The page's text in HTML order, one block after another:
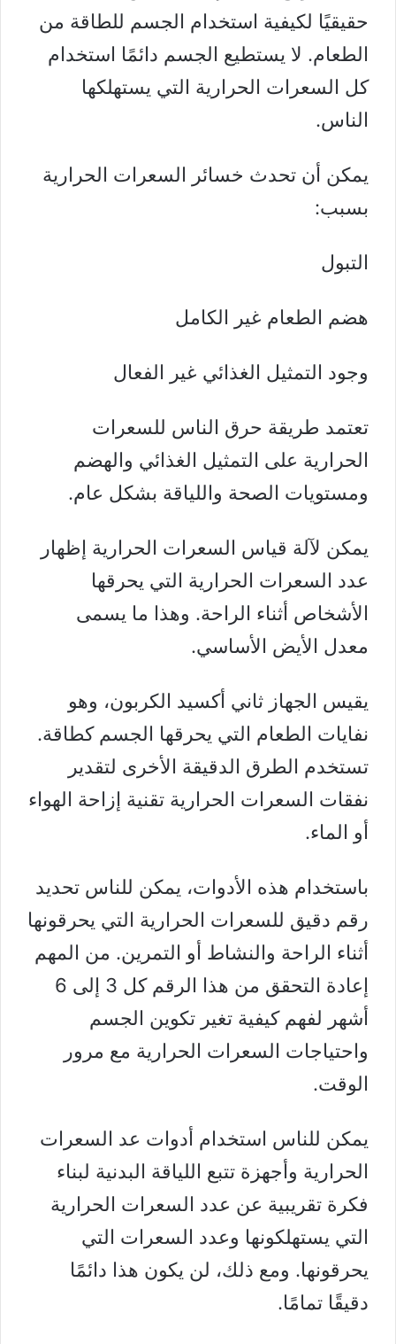
حقيقيًا لكيفية استخدام الجسم للطاقة من
الطعام. لا يستطيع الجسم دائمًا استخدام
كل السعرات الحرارية التي يستهلكها
الناس.
يمكن أن تحدث خسائر السعرات الحرارية
بسبب:
التبول
هضم الطعام غير الكامل
وجود التمثيل الغذائي غير الفعال
تعتمد طريقة حرق الناس للسعرات
الحرارية على التمثيل الغذائي والهضم
ومستويات الصحة واللياقة بشكل عام.
يمكن لآلة قياس السعرات الحرارية إظهار
عدد السعرات الحرارية التي يحرقها
الأشخاص أثناء الراحة. وهذا ما يسمى
معدل الأيض الأساسي.
يقيس الجهاز ثاني أكسيد الكربون، وهو
نفايات الطعام التي يحرقها الجسم كطاقة.
تستخدم الطرق الدقيقة الأخرى لتقدير
نفقات السعرات الحرارية تقنية إزاحة الهواء
أو الماء.
باستخدام هذه الأدوات، يمكن للناس تحديد
رقم دقيق للسعرات الحرارية التي يحرقونها
أثناء الراحة والنشاط أو التمرين. من المهم
إعادة التحقق من هذا الرقم كل 3 إلى 6
أشهر لفهم كيفية تغير تكوين الجسم
واحتياجات السعرات الحرارية مع مرور
الوقت.
يمكن للناس استخدام أدوات عد السعرات
الحرارية وأجهزة تتبع اللياقة البدنية لبناء
فكرة تقريبية عن عدد السعرات الحرارية
التي يستهلكونها وعدد السعرات التي
يحرقونها. ومع ذلك، لن يكون هذا دائمًا
دقيقًا تمامًا.